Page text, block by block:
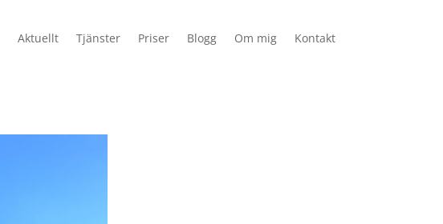
Aktuellt Tjänster Priser Blogg Om mig Kontakt